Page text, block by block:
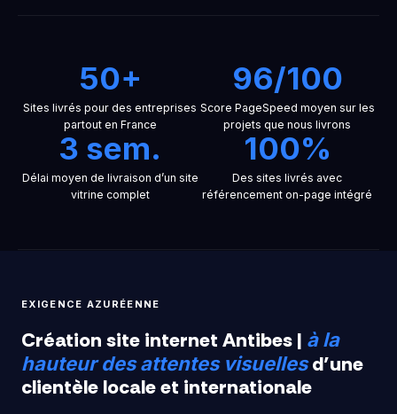
50+
Sites livrés pour des entreprises
partout en France
96/100
Score PageSpeed moyen sur les
projets que nous livrons
3 sem.
Délai moyen de livraison d’un site
vitrine complet
100%
Des sites livrés avec
référencement on-page intégré
EXIGENCE AZURÉENNE
Création site internet Antibes | à la
hauteur des attentes visuellesd’une
clientèle locale et internationale